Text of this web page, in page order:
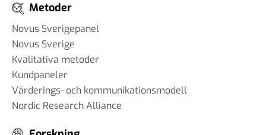
Metoder
Novus Sverigepanel
Novus Sverige
Kvalitativa metoder
Kundpaneler
Värderings- och kommunikationsmodell
Nordic Research Alliance